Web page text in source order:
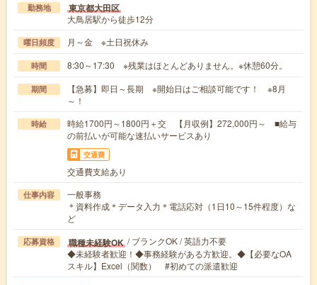
勤務地 東京都大田区
大鳥居駅から徒歩12分
曜日頻度 月～金 ※土日祝休み
時間 8:30～17:30 ※残業はほとんどありません。※休憩60分。
期間
【急募】即日～長期 ※開始日はご相談可能です！ ※8月
～！
時給
時給1700円～1800円＋交 【月収例】272,000円～ ■給与
の前払いが可能な速払いサービスあり
交通費
交通費支給あり
仕事内容
一般事務
＊資料作成＊データ入力＊電話応対（1日10～15件程度）な
ど
応募資格 職種未経験OK / ブランクOK / 英語力不要
◆未経験者歓迎！◆事務経験がある方歓迎。◆【必要なOA
スキル】Excel（関数） #初めての派遣歓迎